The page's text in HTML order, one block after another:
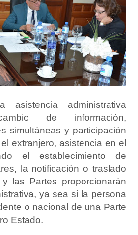
asistencia administrativa
de información,
simultáneas y participación
extranjero, asistencia en el
el establecimiento de
la notificación o traslado
las Partes proporcionarán
ya sea si la persona
o nacional de una Parte
Estado.